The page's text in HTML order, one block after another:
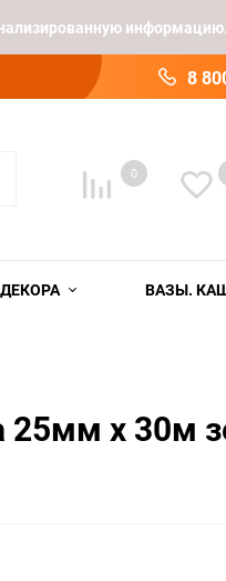
информацию.
8
0
ВАЗЫ.
25мм х 30м